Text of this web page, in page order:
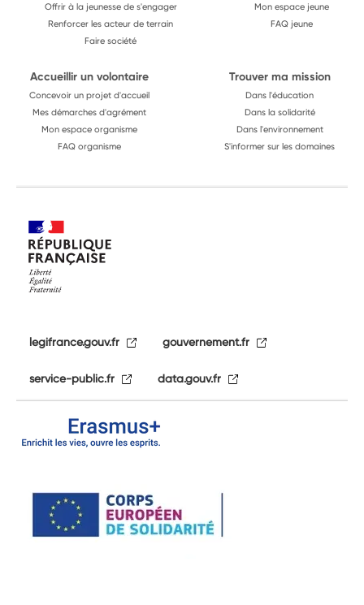
Offrir à la jeunesse de s'engager
Renforcer les acteur de terrain
Faire société
Mon espace jeune
FAQ jeune
Accueillir un volontaire
Concevoir un projet d'accueil
Mes démarches d'agrément
Mon espace organisme
FAQ organisme
Trouver ma mission
Dans l'éducation
Dans la solidarité
Dans l'environnement
S'informer sur les domaines
legifrance.gouv.fr gouvernement.fr
service-public.fr data.gouv.fr